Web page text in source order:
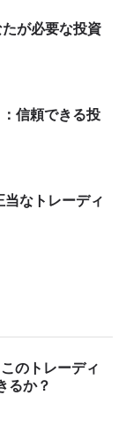
が必要な投資
信頼できる投
なトレーディ
のトレーディ
るか？